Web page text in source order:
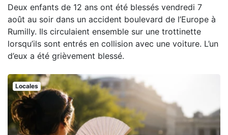
Deux enfants de 12 ans ont été blessés vendredi 7
août au soir dans un accident boulevard de l’Europe à
Rumilly. Ils circulaient ensemble sur une trottinette
lorsqu’ils sont entrés en collision avec une voiture. L’un
d’eux a été grièvement blessé.
Locales